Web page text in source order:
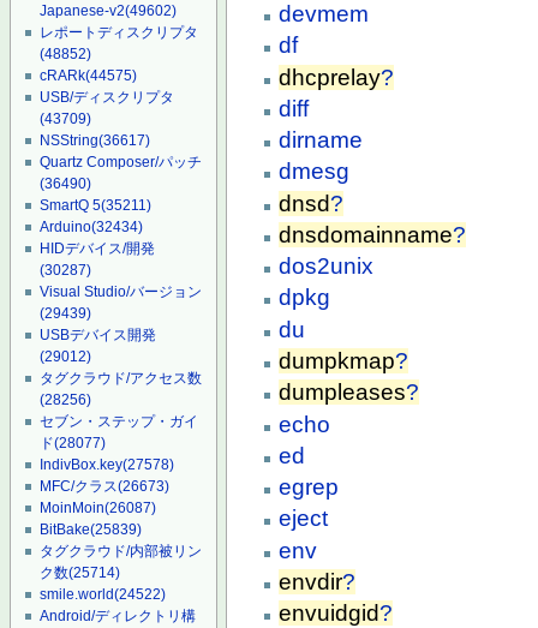
Japanese-v2(49602)
レポートディスクリプタ
(48852)
cRARk(44575)
USB/ディスクリプタ
(43709)
NSString(36617)
Quartz Composer/パッチ
(36490)
SmartQ 5(35211)
Arduino(32434)
HIDデバイス/開発
(30287)
Visual Studio/バージョン
(29439)
USBデバイス開発
(29012)
タグクラウド/アクセス数
(28256)
セブン・ステップ・ガイ
ド(28077)
IndivBox.key(27578)
MFC/クラス(26673)
MoinMoin(26087)
BitBake(25839)
タグクラウド/内部被リン
ク数(25714)
smile.world(24522)
Android/ディレクトリ構
devmem
df
dhcprelay?
diff
dirname
dmesg
dnsd?
dnsdomainname?
dos2unix
dpkg
du
dumpkmap?
dumpleases?
echo
ed
egrep
eject
env
envdir?
envuidgid?